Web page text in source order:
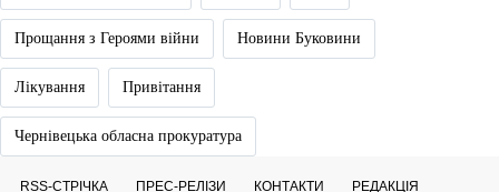
Прощання з Героями війни Новини Буковини
Лікування Привітання
Чернівецька обласна прокуратура
RSS-СТРІЧКА ПРЕС-РЕЛІЗИ КОНТАКТИ РЕДАКЦІЯ